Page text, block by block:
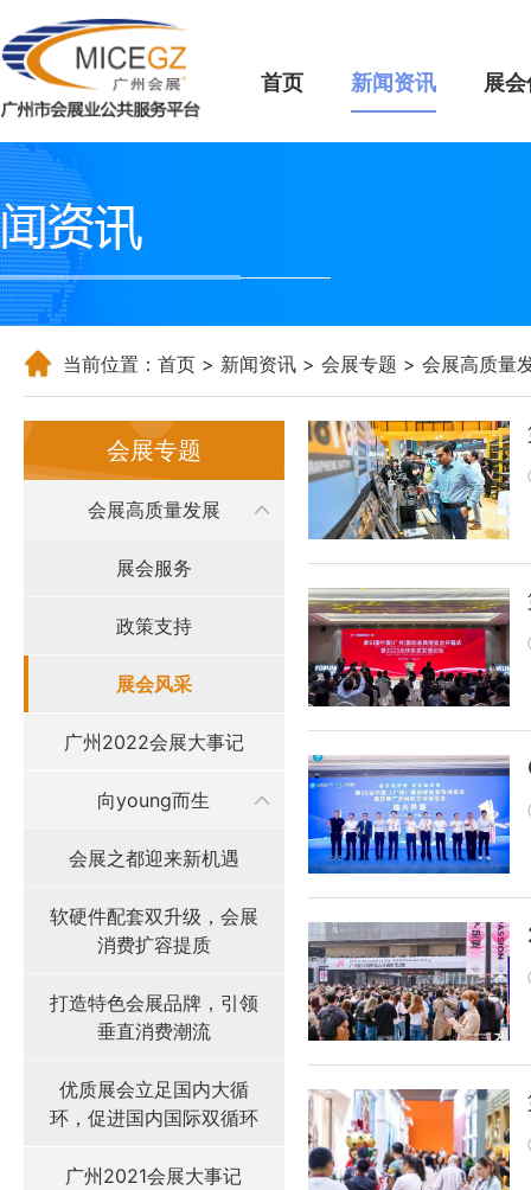
首页 新闻资讯 展
当前位置： 首页 > 新闻资讯 > 会展专题 > 会展高质量
会展专题
会展高质量发展
展会服务
政策支持
展会风采
广州2022会展大事记
向young而生
会展之都迎来新机遇
软硬件配套双升级，会展
消费扩容提质
打造特色会展品牌，引领
垂直消费潮流
优质展会立足国内大循
环，促进国内国际双循环
广州2021会展大事记